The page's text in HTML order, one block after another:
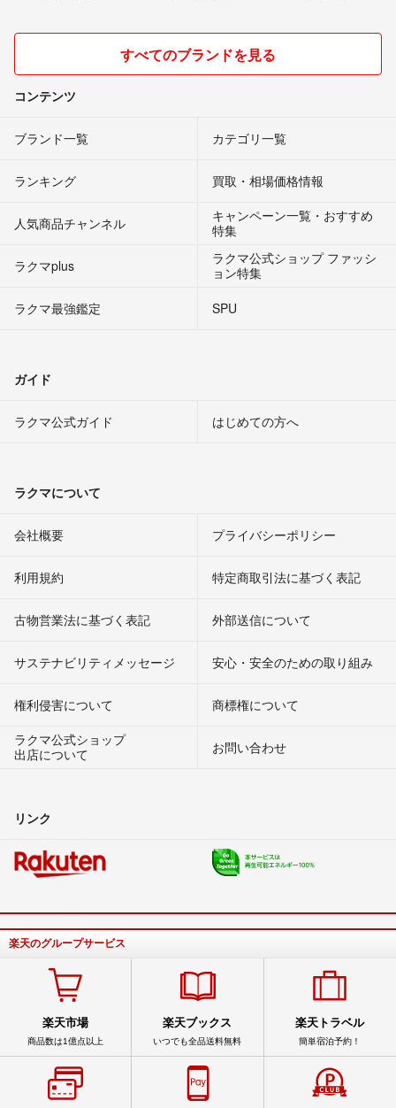
すべてのブランドを見る
コンテンツ
ブランド一覧 カテゴリ一覧
ランキング 買取・相場価格情報
人気商品チャンネル
キャンペーン一覧・おすすめ
特集
ラクマplus
ラクマ公式ショップ ファッシ
ョン特集
ラクマ最強鑑定
SPU
ガイド
ラクマ公式ガイド はじめての方へ
ラクマについて
会社概要 プライバシーポリシー
利用規約 特定商取引法に基づく表記
古物営業法に基づく表記 外部送信について
サステナビリティメッセージ 安心・安全のための取り組み
権利侵害について
商標権について
ラクマ公式ショップ
出店について
お問い合わせ
リンク
楽天のグループサービス
楽天市場
商品数は1億点以上
楽天ブックス
いつでも全品送料無料
楽天トラベル
簡単宿泊予約！